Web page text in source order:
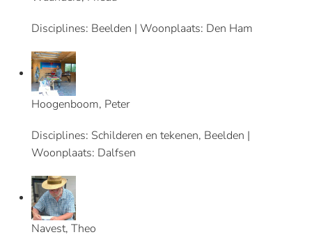
Disciplines: Beelden | Woonplaats: Den Ham
Hoogenboom, Peter
Disciplines: Schilderen en tekenen, Beelden |
Woonplaats: Dalfsen
Navest, Theo